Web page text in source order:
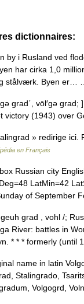
dictionnaires:
by i Rusland ved
har cirka 1,0
stålværk. Byen
grad΄, vōl′gə grad;
victory (1943) over
» redirige ici.
en Français
Russian city
LatMin=42
of
grad , vohl /;
River: battles in
* * * formerly
name in latin
Stalingrado,
Volgogrd,